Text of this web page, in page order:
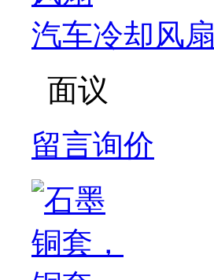
汽车冷却风扇
面议
留言询价